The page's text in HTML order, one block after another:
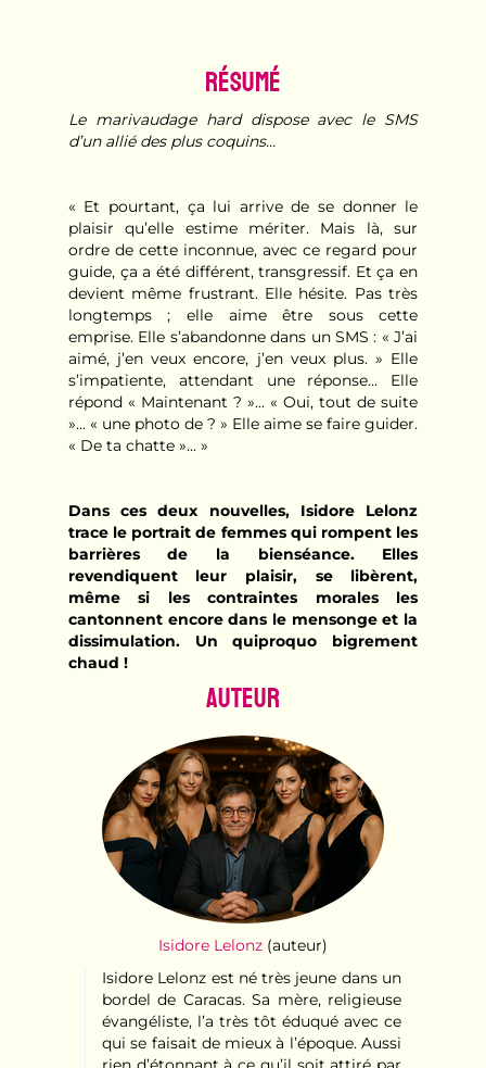
Résumé
Le marivaudage hard dispose avec le SMS
d’un allié des plus coquins…
« Et pourtant, ça lui arrive de se donner le
plaisir qu’elle estime mériter. Mais là, sur
ordre de cette inconnue, avec ce regard pour
guide, ça a été différent, transgressif. Et ça en
devient même frustrant. Elle hésite. Pas très
longtemps ; elle aime être sous cette
emprise. Elle s’abandonne dans un SMS : « J’ai
aimé, j’en veux encore, j’en veux plus. » Elle
s’impatiente, attendant une réponse... Elle
répond « Maintenant ? »... « Oui, tout de suite
»... « une photo de ? » Elle aime se faire guider.
« De ta chatte »... »
Dans ces deux nouvelles, Isidore Lelonz
trace le portrait de femmes qui rompent les
barrières de la bienséance. Elles
revendiquent leur plaisir, se libèrent,
même si les contraintes morales les
cantonnent encore dans le mensonge et la
dissimulation. Un quiproquo bigrement
chaud !
Auteur
Isidore Lelonz (auteur)
Isidore Lelonz est né très jeune dans un
bordel de Caracas. Sa mère, religieuse
évangéliste, l’a très tôt éduqué avec ce
qui se faisait de mieux à l’époque. Aussi